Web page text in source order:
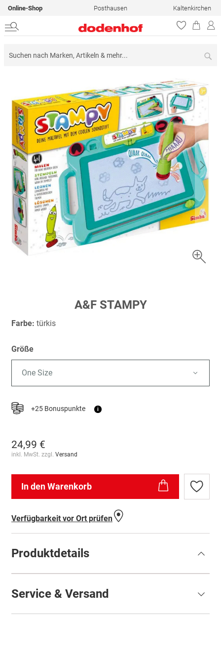
Online-Shop Posthausen Kaltenkirchen
Bildergalerie
springen
der
A&F STAMPY
Farbe: türkis
Größe
One Size
+25 Bonuspunkte i
24,99 €
inkl. MwSt. zzgl. Versand
In den Warenkorb
Zur
Verfügbarkeit vor Ort prüfen
Produktdetails
Service & Versand